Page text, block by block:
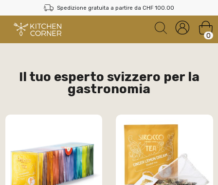
Spedizione gratuita a partire da CHF 100.00
0
Il tuo esperto svizzero per la
gastronomia